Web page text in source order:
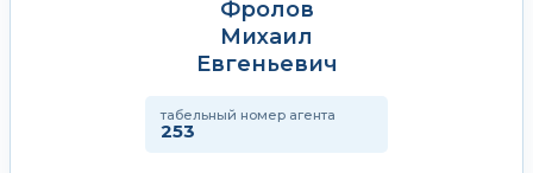
Фролов
Михаил
Евгеньевич
табельный номер агента
253